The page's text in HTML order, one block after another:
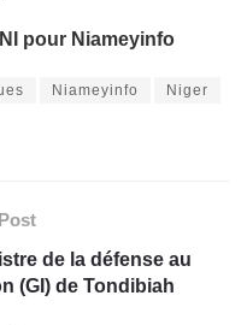
pour Niameyinfo
Niameyinfo Niger
de la défense au
(GI) de Tondibiah